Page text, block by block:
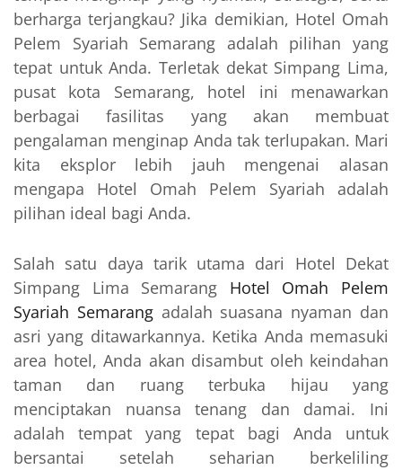
berharga terjangkau? Jika demikian, Hotel Omah
Pelem Syariah Semarang adalah pilihan yang
tepat untuk Anda. Terletak dekat Simpang Lima,
pusat kota Semarang, hotel ini menawarkan
berbagai fasilitas yang akan membuat
pengalaman menginap Anda tak terlupakan. Mari
kita eksplor lebih jauh mengenai alasan
mengapa Hotel Omah Pelem Syariah adalah
pilihan ideal bagi Anda.
Salah satu daya tarik utama dari Hotel Dekat
Simpang Lima Semarang Hotel Omah Pelem
Syariah Semarangadalah suasana nyaman dan
asri yang ditawarkannya. Ketika Anda memasuki
area hotel, Anda akan disambut oleh keindahan
taman dan ruang terbuka hijau yang
menciptakan nuansa tenang dan damai. Ini
adalah tempat yang tepat bagi Anda untuk
bersantai setelah seharian berkeliling